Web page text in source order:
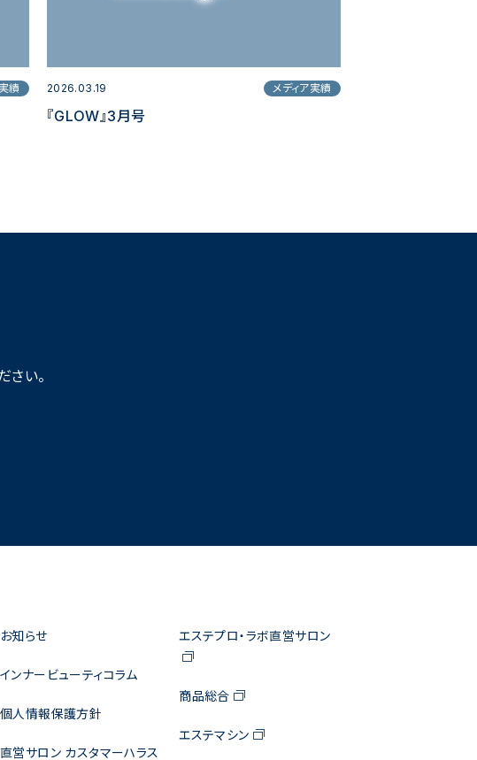
績 2026.03.19 メディア実績
『GLOW』3月号
さい。
お知らせ
インナービューティコラム
個人情報保護方針
直営サロン カスタマーハラス
エステプロ・ラボ直営サロン
商品総合
エステマシン